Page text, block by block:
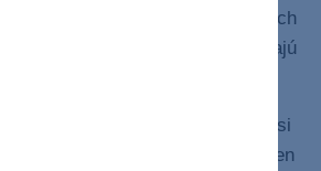
, z ktorých
v črevách. Spoločne sa nazývajú
nás ovplyvňujú viac, než sme si
Majú značný vplyv nielen